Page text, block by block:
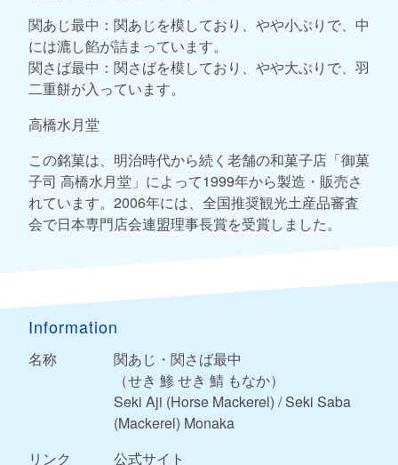
関あじ最中：関あじを模しており、やや小ぶりで、中
には漉し餡が詰まっています。
関さば最中：関さばを模しており、やや大ぶりで、羽
二重餅が入っています。
高橋水月堂
この銘菓は、明治時代から続く老舗の和菓子店「御菓
子司 高橋水月堂」によって1999年から製造・販売さ
れています。2006年には、全国推奨観光土産品審査
会で日本専門店会連盟理事長賞を受賞しました。
Information
名称
関あじ・関さば最中
（せき 鯵 せき 鯖 もなか）
Seki Aji (Horse Mackerel) / Seki Saba
(Mackerel) Monaka
リンク
公式サイト